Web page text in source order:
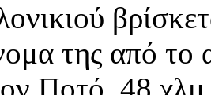
της από το